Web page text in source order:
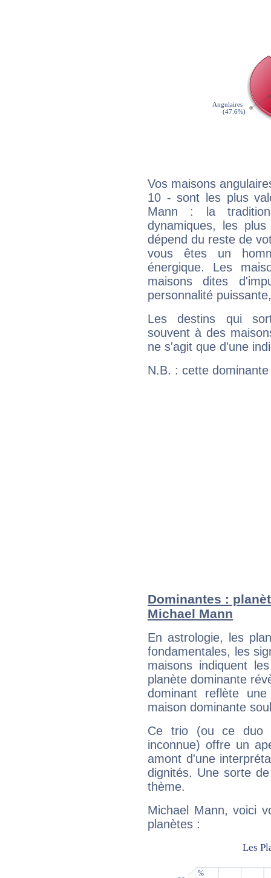
Vos maisons
10 - sont les plus
Mann : la
dynamiques, les
dépend du reste de
vous êtes un
énergique. Les
maisons dites
personnalité
Les destins qui
souvent à des
ne s'agit que d'une
N.B. : cette
Dominantes :
Michael Mann
En astrologie, les
fondamentales, les
maisons indiquent
planète dominante
dominant reflète
maison dominante
Ce trio (ou ce duo
inconnue) offre un
amont d'une
dignités. Une sorte
thème.
Michael Mann, voici
planètes :